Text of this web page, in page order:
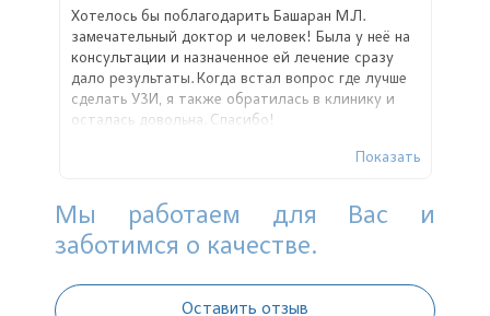
Хотелось бы поблагодарить Башаран М.Л.
замечательный доктор и человек! Была у неё на
консультации и назначенное ей лечение сразу
дало результаты. Когда встал вопрос где лучше
сделать УЗИ, я также обратилась в клинику и
осталась довольна. Спасибо!
Показать
Мы работаем для Вас и
заботимся о качестве.
Оставить отзыв